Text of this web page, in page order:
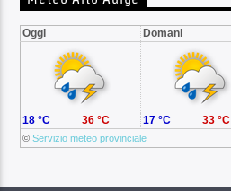
Oggi Domani
©Servizio meteo provinciale
18 °C 36 °C 17 °C 33 °C